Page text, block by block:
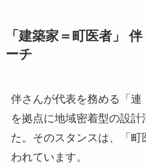
「建築家＝町医者」
ーチ
伴さんが代表を務める「
を拠点に地域密着型の設計
た。そのスタンスは、「
われています。